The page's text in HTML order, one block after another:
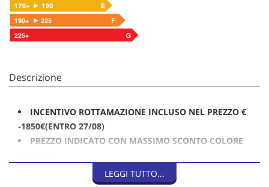
Descrizione
INCENTIVO ROTTAMAZIONE INCLUSO NEL PREZZO €
-1850€(ENTRO 27/08)
PREZZO INDICATO CON MASSIMO SCONTO COLORE
LEGGI TUTTO...